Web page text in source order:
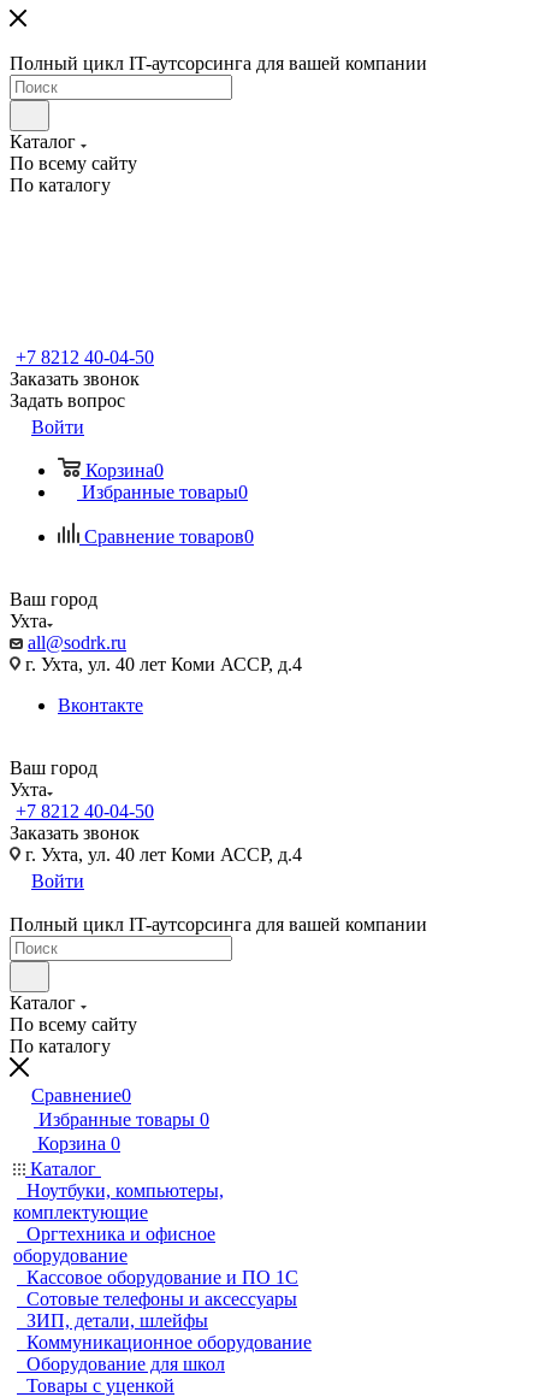
Полный цикл IT-аутсорсинга для вашей компании
Каталог
По всему сайту
По каталогу
+7 8212 40-04-50
Заказать звонок
Задать вопрос
Войти
Корзина0
Избранные товары0
Сравнение товаров0
Ваш город
Ухта
all@sodrk.ru
г. Ухта, ул. 40 лет Коми АССР, д.4
Вконтакте
Ваш город
Ухта
+7 8212 40-04-50
Заказать звонок
г. Ухта, ул. 40 лет Коми АССР, д.4
Войти
Полный цикл IT-аутсорсинга для вашей компании
Каталог
По всему сайту
По каталогу
Сравнение0
Избранные товары 0
Корзина 0
Каталог
Ноутбуки, компьютеры,
комплектующие
Оргтехника и офисное
оборудование
Кассовое оборудование и ПО 1С
Сотовые телефоны и аксессуары
ЗИП, детали, шлейфы
Коммуникационное оборудование
Оборудование для школ
Товары с уценкой